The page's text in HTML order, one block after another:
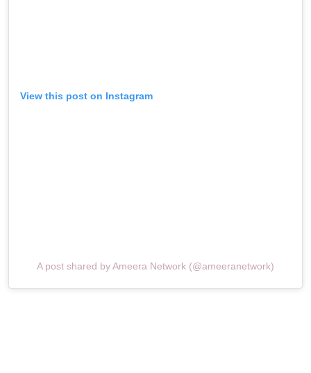
View this post on Instagram
A post shared by Ameera Network (@ameeranetwork)